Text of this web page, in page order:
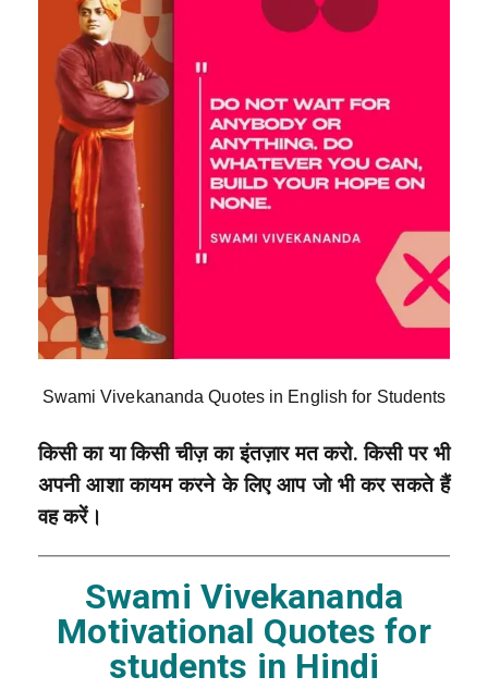
Swami Vivekananda Quotes in English for Students
किसी का या किसी चीज़ का इंतज़ार मत करो. किसी पर भी
अपनी आशा कायम करने के लिए आप जो भी कर सकते हैं
वह करें।
Swami Vivekananda
Motivational Quotes for
students in Hindi